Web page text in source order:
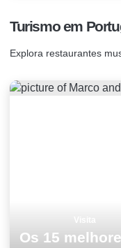
Turismo em
Explora restaurantes